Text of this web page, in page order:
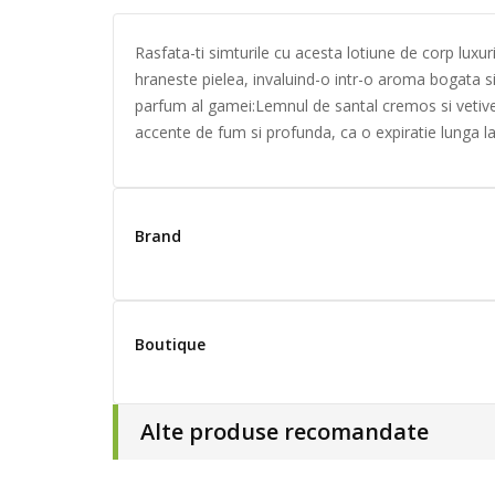
Rasfata-ti simturile cu acesta lotiune de corp
hraneste pielea, invaluind-o intr-o aroma bogata
parfum al gamei:Lemnul de santal cremos si
accente de fum si profunda, ca o expiratie lunga
Brand
Boutique
Alte produse recomandate